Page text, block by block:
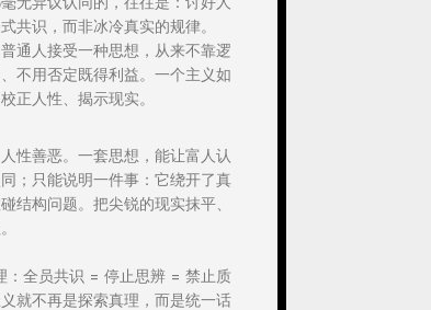
共识，而非冰冷真实的规律。
通人接受一种思想，从来不靠逻
不用否定既得利益。一个主义如
正人性、揭示现实。
性善恶。一套思想，能让富人认
；只能说明一件事：它绕开了真
结构问题。把尖锐的现实抹平、
：全员共识 = 停止思辨 = 禁止质
就不再是探索真理，而是统一话